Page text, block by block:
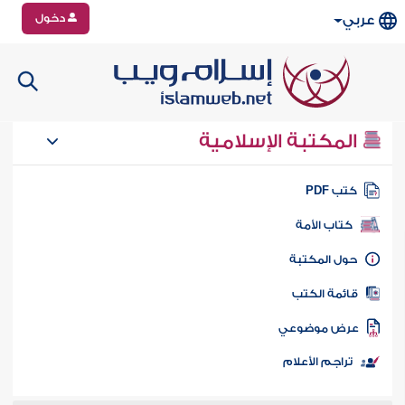
عربي دخول
المكتبة الإسلامية
كتب PDF
كتاب الأمة
المكتبة
الكتب
موضوعي